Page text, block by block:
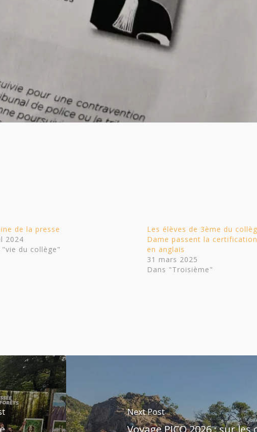
de la presse
2024
"vie du collège"
Les élèves de 3ème du
Dame passent la certification
en anglais
31 mars 2025
Dans "Troisième"
Next Post
Voyage PICO 2026 : sur les